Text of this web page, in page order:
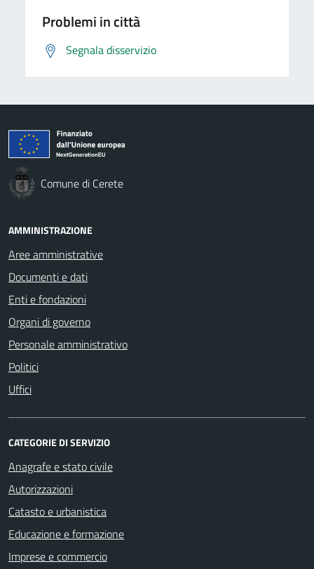
Problemi in città
Segnala disservizio
Comune di Cerete
AMMINISTRAZIONE
Aree amministrative
Documenti e dati
Enti e fondazioni
Organi di governo
Personale amministrativo
Politici
Uffici
CATEGORIE DI SERVIZIO
Anagrafe e stato civile
Autorizzazioni
Catasto e urbanistica
Educazione e formazione
Imprese e commercio